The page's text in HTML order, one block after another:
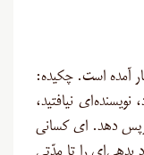
گرو، این مفهوم از مادّه «ر ه ن» ۳ بار آمده است. چکیده:
نیافتید،
بازپس دهد. ای کسانی